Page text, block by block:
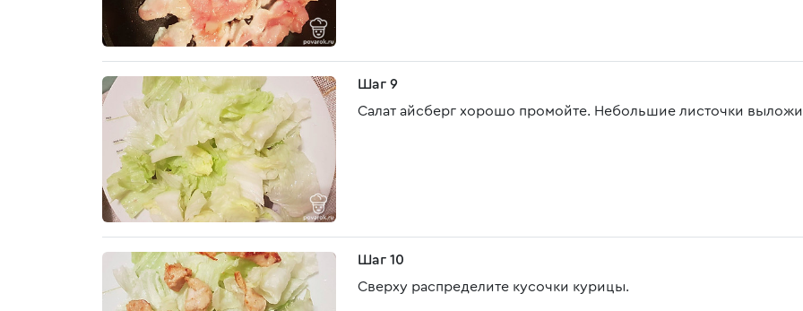
Шаг 9
Салат айсберг хорошо промойте. Небольшие листочки
Шаг 10
Сверху распределите кусочки курицы.